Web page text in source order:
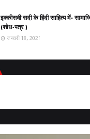
इक्कीसवी सदी के हिंदी साहित्य में-
(शोध-पत्र )
जनवरी 18, 2021